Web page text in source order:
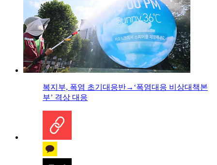
복지부, 폭염 초기대응반→‘폭염대응 비상대책본
부’ 격상 대응